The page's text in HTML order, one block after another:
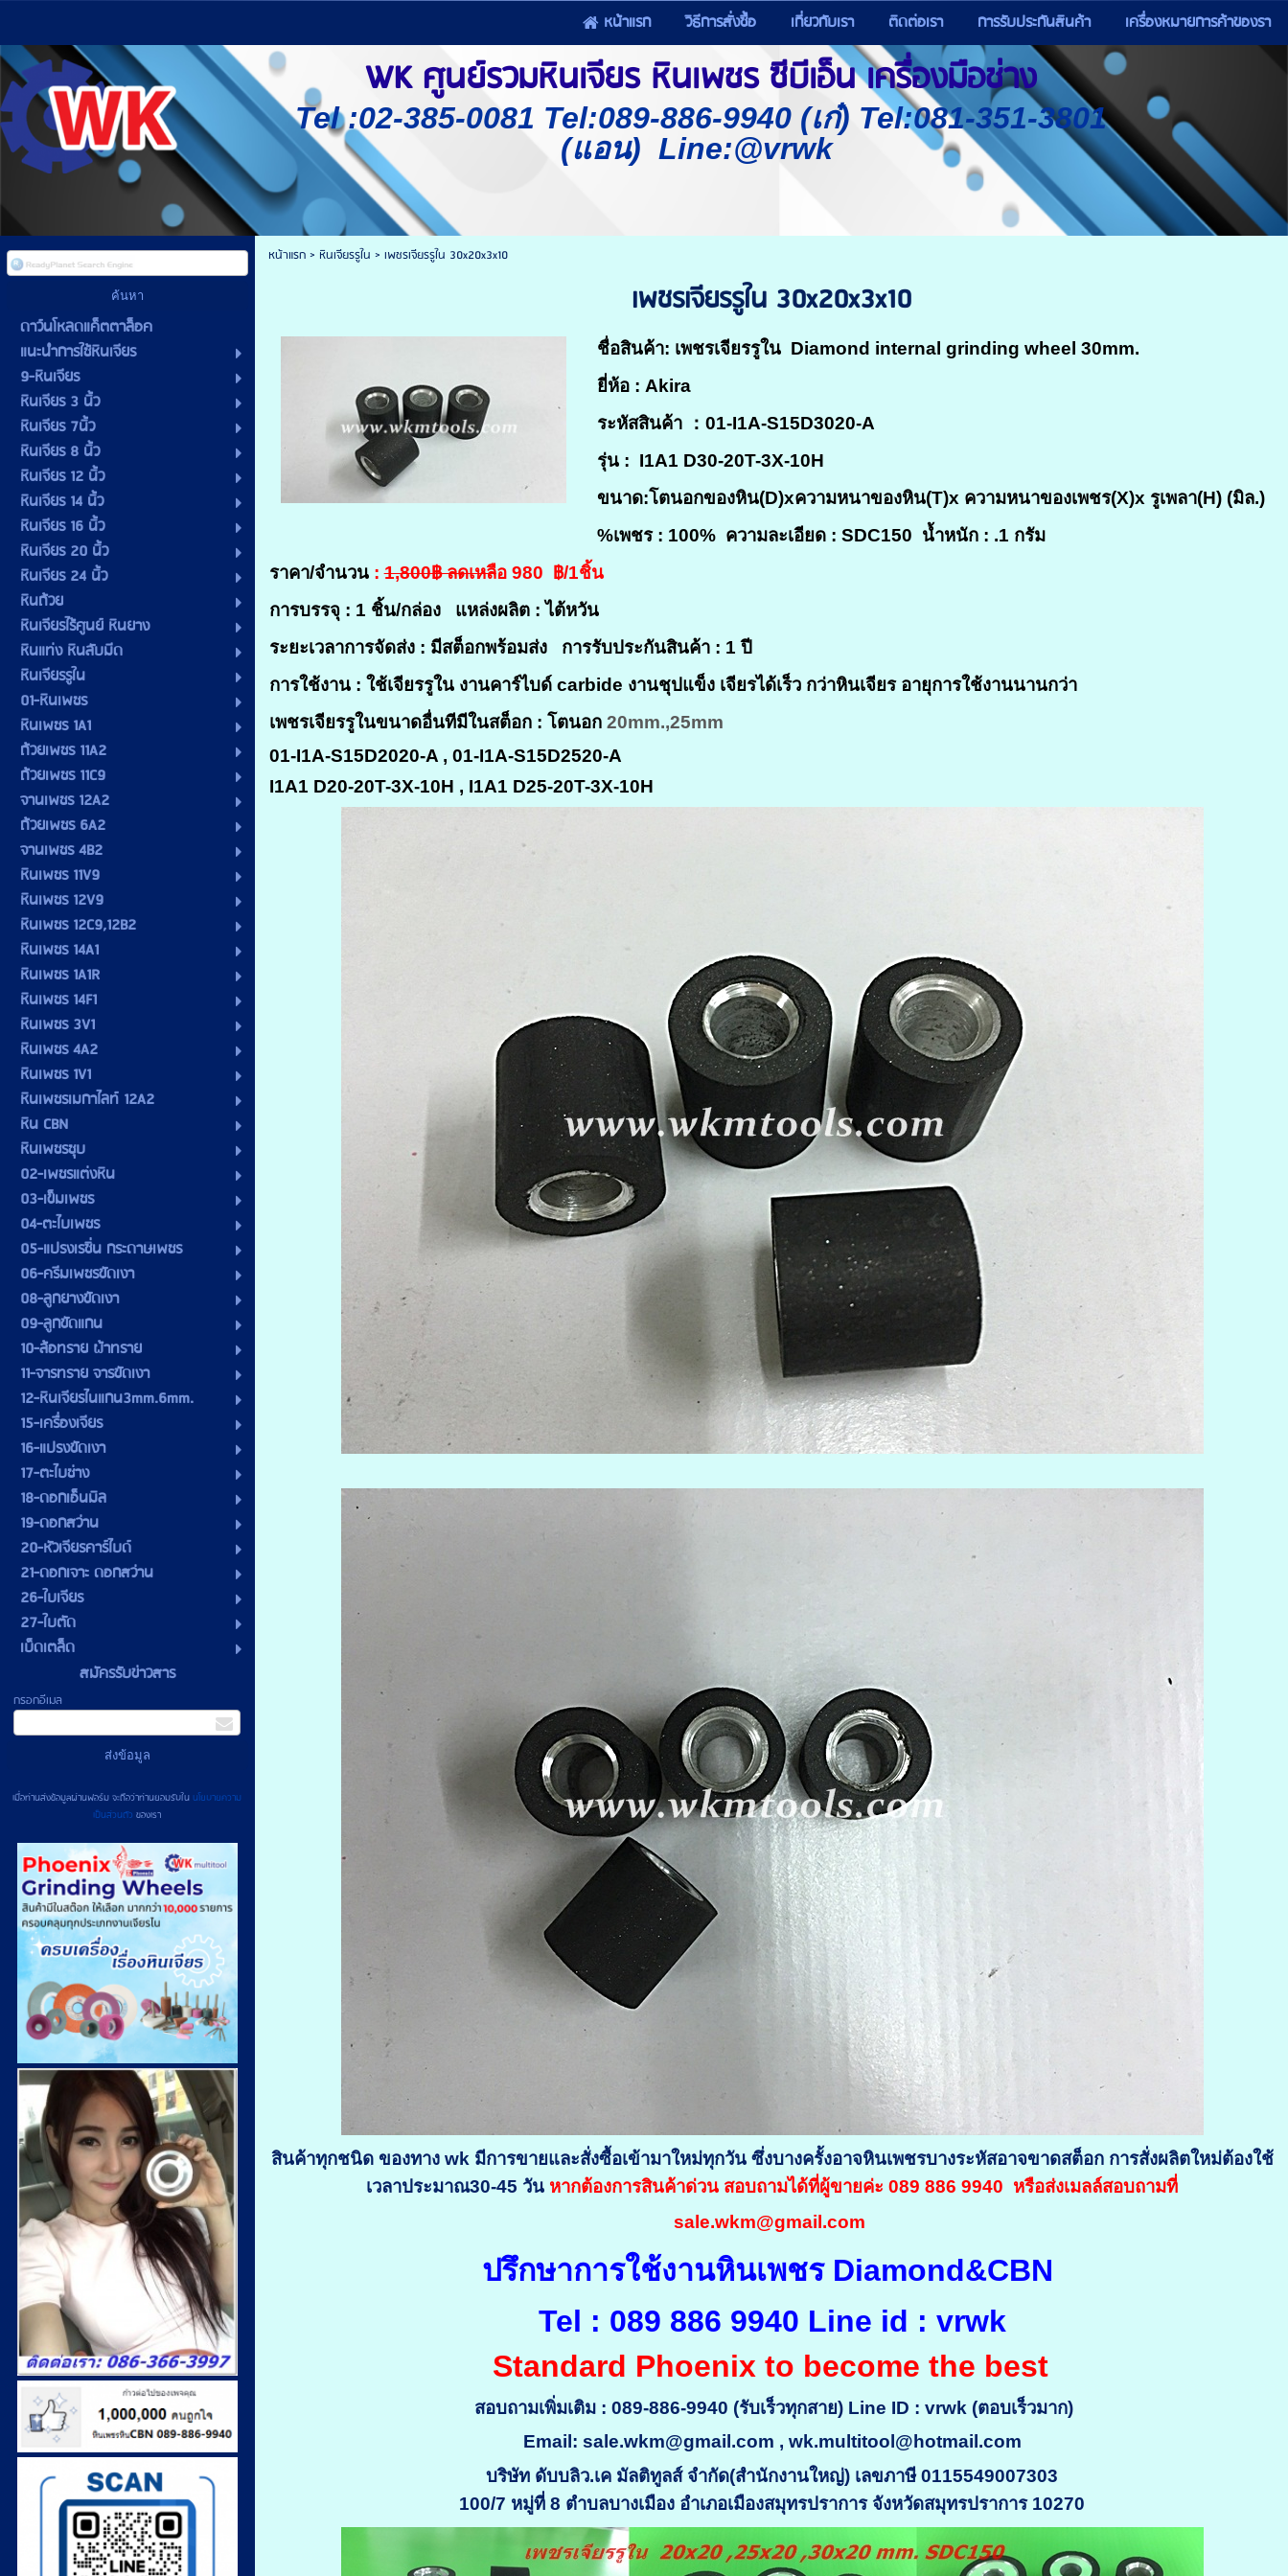
หน้าแรก วิธีการสั่งซื้อ เกี่ยวกับเรา ติดต่อเรา การรับประกันสินค้า เครื่องหมายการค้าของรา
WK ศูนย์รวมหินเจียร หินเพชร ซีบีเอ็น เครื่องมือช่าง
Tel :02-385-0081 Tel:089-886-9940 (เก๋) Tel:081-351-3801
(แอน) Line:@vrwk
ดาว์นโหลดแค็ตตาล็อค
แนะนำการใช้หินเจียร
9-หินเจียร
หินเจียร 3 นิ้ว
หินเจียร 7นิ้ว
หินเจียร 8 นิ้ว
หินเจียร 12 นิ้ว
หินเจียร 14 นิ้ว
หินเจียร 16 นิ้ว
หินเจียร 20 นิ้ว
หินเจียร 24 นิ้ว
หินถ้วย
หินเจียรไร้ศูนย์ หินยาง
หินแท่ง หินลับมีด
หินเจียรรูใน
01-หินเพชร
หินเพชร 1A1
ถ้วยเพชร 11A2
ถ้วยเพชร 11C9
จานเพชร 12A2
ถ้วยเพชร 6A2
จานเพชร 4B2
หินเพชร 11V9
หินเพชร 12V9
หินเพชร 12C9,12B2
หินเพชร 14A1
หินเพชร 1A1R
หินเพชร 14F1
หินเพชร 3V1
หินเพชร 4A2
หินเพชร 1V1
หินเพชรเมกาไลท์ 12A2
หิน CBN
หินเพชรชุบ
02-เพชรแต่งหิน
03-เข็มเพชร
04-ตะไบเพชร
05-แปรงเรซิ่น กระดาษเพชร
06-ครีมเพชรขัดเงา
08-ลูกยางขัดเงา
09-ลูกขัดแกน
10-ล้อทราย ผ้าทราย
11-จารทราย จารขัดเงา
12-หินเจียรไนแกน3mm.6mm.
15-เครื่องเจียร
16-แปรงขัดเงา
17-ตะไบช่าง
18-ดอกเอ็นมิล
19-ดอกสว่าน
20-หัวเจียรคาร์ไบด์
21-ดอกเจาะ ดอกสว่าน
26-ใบเจียร
27-ใบตัด
เบ็ดเตล็ด
สมัครรับข่าวสาร
กรอกอีเมล
เมื่อท่านส่งข้อมูลผ่านฟอร์ม จะถือว่าท่านยอมรับในนโยบายความ
เป็นส่วนตัวของเรา
หน้าแรก> หินเจียรรูใน > เพชรเจียรรูใน 30x20x3x10
เพชรเจียรรูใน 30x20x3x10
ชื่อสินค้า: เพชรเจียรรูใน Diamond internal grinding wheel 30mm.
ยี่ห้อ : Akira
ระหัสสินค้า ： 01-I1A-S15D3020-A
รุ่น : I1A1 D30-20T-3X-10H
ขนาด:โตนอกของหิน(D)xความหนาของหิน(T)x ความหนาของเพชร(X)x รูเพลา(H) (มิล.)
%เพชร : 100% ความละเอียด : SDC150 น้ำหนัก : .1 กรัม
ราคา/จำนวน :1,800฿ ลดเหลือ 980 ฿/1ชิ้น
การบรรจุ : 1 ชิ้น/กล่อง แหล่งผลิต : ไต้หวัน
ระยะเวลาการจัดส่ง : มีสต็อกพร้อมส่ง การรับประกันสินค้า : 1 ปี
การใช้งาน: ใช้เจียรรูใน งานคาร์ไบด์ carbide งานชุปแข็ง เจียรได้เร็ว กว่าหินเจียร อายุการใช้งานนานกว่า
เพชรเจียรรูในขนาดอื่นทีมีในสต็อก : โตนอก 20mm.,25mm
01-I1A-S15D2020-A , 01-I1A-S15D2520-A
I1A1 D20-20T-3X-10H , I1A1 D25-20T-3X-10H
สินค้าทุกชนิด ของทาง wk มีการขายและสั่งซื้อเข้ามาใหม่ทุกวัน ซึ่งบางครั้งอาจหินเพชรบางระหัสอาจขาดสต็อก การสั่งผลิตใหม่ต้องใช้
เวลาประมาณ30-45 วัน หากต้องการสินค้าด่วน สอบถามได้ที่ผู้ขายค่ะ 089 886 9940 หรือส่งเมลล์สอบถามที่
sale.wkm@gmail.com
ปรึกษาการใช้งานหินเพชร Diamond&CBN
Tel : 089 886 9940 Line id : vrwk
Standard Phoenix to become the best
สอบถามเพิ่มเติม : 089-886-9940 (รับเร็วทุกสาย) Line ID : vrwk (ตอบเร็วมาก)
Email: sale.wkm@gmail.com , wk.multitool@hotmail.com
บริษัท ดับบลิว.เค มัลติทูลส์ จำกัด(สำนักงานใหญ่) เลขภาษี 0115549007303
100/7 หมู่ที่ 8 ตำบลบางเมือง อำเภอเมืองสมุทรปราการ จังหวัดสมุทรปราการ 10270